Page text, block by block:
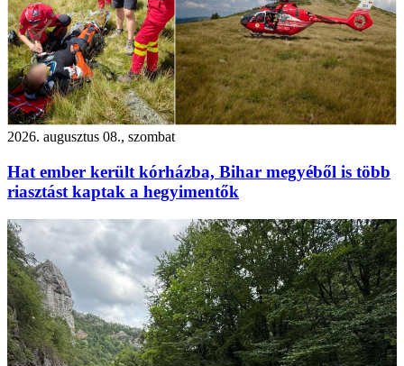
2026. augusztus 08., szombat
Hat ember került kórházba, Bihar megyéből is több
riasztást kaptak a hegyimentők